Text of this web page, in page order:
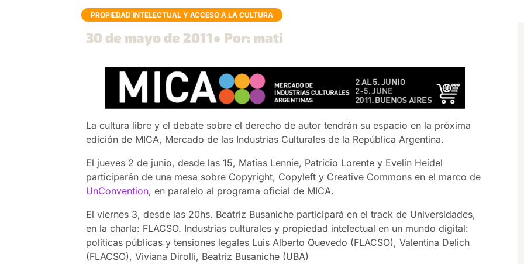
PROPIEDAD INTELECTUAL Y ACCESO A LA CULTURA
30 de mayo de 2011● Por: mati
La cultura libre y el debate sobre el derecho de autor tendrán su espacio en la próxima
edición de MICA, Mercado de las Industrias Culturales de la República Argentina.
El jueves 2 de junio, desde las 15, Matías Lennie, Patricio Lorente y Evelin Heidel
participarán de una mesa sobre Copyright, Copyleft y Creative Commons en el marco de
UnConvention, en paralelo al programa oficial de MICA.
El viernes 3, desde las 20hs. Beatriz Busaniche participará en el track de Universidades,
en la charla: FLACSO. Industrias culturales y propiedad intelectual en un mundo digital:
políticas públicas y tensiones legales Luis Alberto Quevedo (FLACSO), Valentina Delich
(FLACSO), Viviana Dirolli, Beatriz Busaniche (UBA)